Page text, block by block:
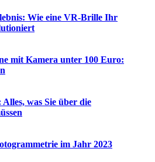
Wie eine VR-Brille Ihr
mit Kamera unter 100 Euro:
was Sie über die
im Jahr 2023